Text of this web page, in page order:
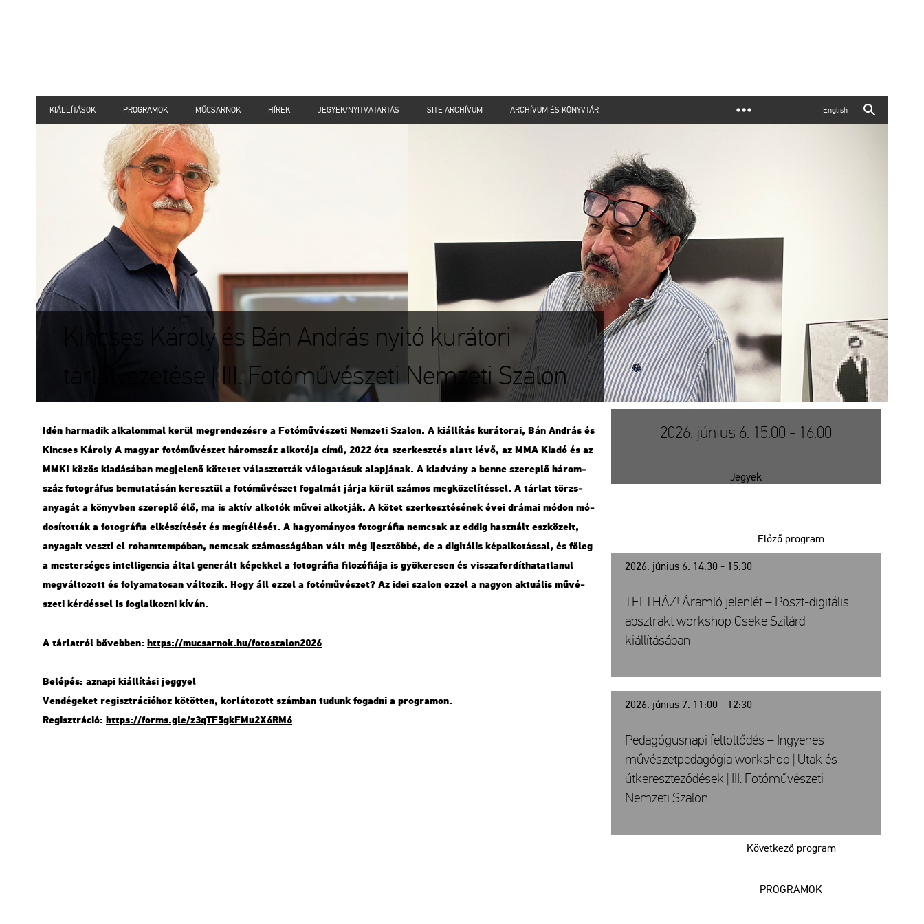
KIÁLLÍTÁSOK PROGRAMOK MŰCSARNOK HÍREK JEGYEK/NYITVATARTÁS SITE ARCHÍVUM ARCHÍVUM ÉS KÖNYVTÁR English
Kincses Károly és Bán András nyitó kurátori
tárlatvezetése | III. Fotóművészeti Nemzeti Szalon
Idén har­ma­dik al­ka­lom­mal kerül meg­ren­de­zés­re a Fo­tó­mű­vé­sze­ti Nem­ze­ti Sza­lon. A ki­ál­lí­tás ku­rá­to­rai, Bán And­rás és
Kin­cses Ká­roly A ma­gyar fo­tó­mű­vé­szet há­rom­száz al­ko­tó­ja című, 2022 óta szer­kesz­tés alatt lévő, az MMA Kiadó és az
MMKI közös ki­adá­sá­ban meg­je­le­nő kö­te­tet vá­lasz­tot­ták vá­lo­ga­tá­suk alap­já­nak. A ki­ad­vány a benne sze­rep­lő há­rom­
száz fo­tog­rá­fus be­mu­ta­tá­sán ke­resz­tül a fo­tó­mű­vé­szet fo­gal­mát járja körül szá­mos meg­kö­ze­lí­tés­sel. A tár­lat törzs­
anya­gát a könyv­ben sze­rep­lő élő, ma is aktív al­ko­tók művei al­kot­ják. A kötet szer­kesz­té­sé­nek évei drá­mai módon mó­
do­sí­tot­ták a fo­tog­rá­fia el­ké­szí­té­sét és meg­íté­lé­sét. A ha­gyo­má­nyos fo­tog­rá­fia nem­csak az eddig hasz­nált esz­kö­ze­it,
anya­ga­it vesz­ti el ro­ham­tem­pó­ban, nem­csak szá­mos­sá­gá­ban vált még ijesz­tőb­bé, de a di­gi­tá­lis kép­al­ko­tás­sal, és főleg
a mes­ter­sé­ges in­tel­li­gen­cia által ge­ne­rált ké­pek­kel a fo­tog­rá­fia fi­lo­zó­fi­á­ja is gyö­ke­re­sen és vissza­for­dít­ha­tat­la­nul
meg­vál­to­zott és fo­lya­ma­to­san vál­to­zik. Hogy áll ezzel a fo­tó­mű­vé­szet? Az idei sza­lon ezzel a na­gyon ak­tu­á­lis mű­vé­
sze­ti kér­dés­sel is fog­lal­koz­ni kíván.
A tár­lat­ról bő­veb­ben: https://​mu­csar­nok.​hu/​fot​osza​lon2​026
Be­lé­pés: az­na­pi ki­ál­lí­tá­si jeggyel
Ven­dé­ge­ket re­giszt­rá­ci­ó­hoz kö­töt­ten, kor­lá­to­zott szám­ban tu­dunk fo­gad­ni a prog­ra­mon.
Re­giszt­rá­ció: https://​forms.​gle/​z3q​TF5g​kFMu​2X6R​M6
2026. június 6. 15:00 - 16:00
Jegyek
2026. június 6. 14:30 - 15:30
Előző program
TELTHÁZ! Áramló jelenlét – Poszt-digitális
absztrakt workshop Cseke Szilárd
kiállításában
2026. június 7. 11:00 - 12:30
Következő program
Pedagógusnapi feltöltődés – Ingyenes
művészetpedagógia workshop | Utak és
útkereszteződések | III. Fotóművészeti
Nemzeti Szalon
PROGRAMOK